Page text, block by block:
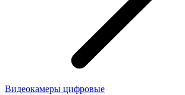
Видеокамеры цифровые